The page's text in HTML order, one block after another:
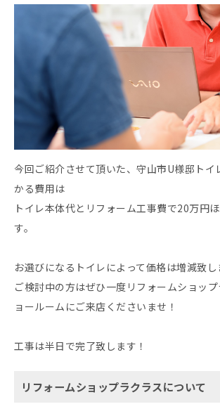
今回ご紹介させて頂いた、守山市U様邸トイ
かる費用は
トイレ本体代とリフォーム工事費で20万円
す。
お選びになるトイレによって価格は増減致
ご検討中の方はぜひ一度リフォームショッ
ョールームにご来店くださいませ！
工事は半日で完了致します！
リフォームショップラクラスについて